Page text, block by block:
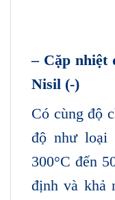
– Cặp nhiệt
Nisil (-)
Có cùng độ
độ như
300°C đến
định và khả